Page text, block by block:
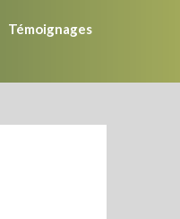
Témoignages